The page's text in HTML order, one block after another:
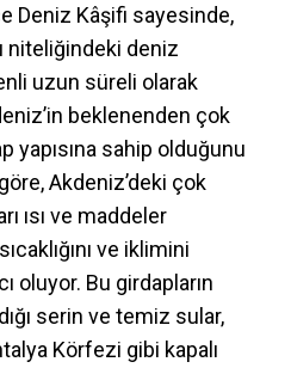
Deniz Kâşifi sayesinde,
niteliğindeki deniz
uzun süreli olarak
beklenenden çok
yapısına sahip olduğunu
Akdeniz’deki çok
ısı ve maddeler
ve iklimini
oluyor. Bu girdapların
serin ve temiz sular,
Körfezi gibi kapalı